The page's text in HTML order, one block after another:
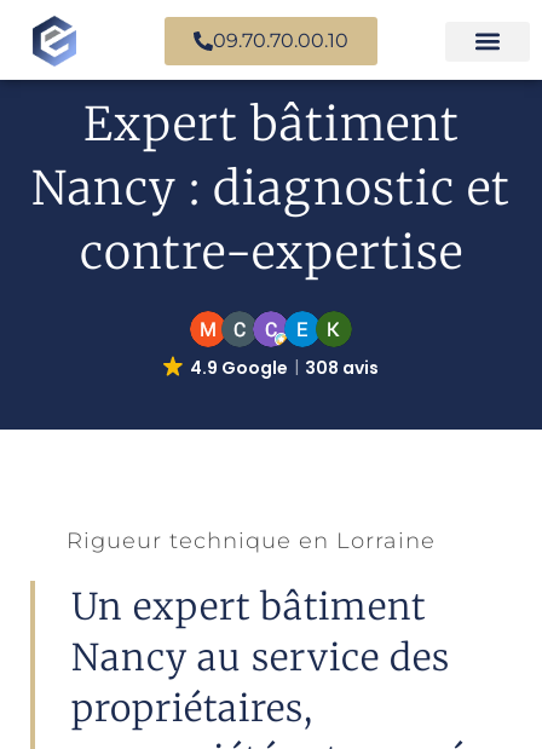
09.70.70.00.10
Expert bâtiment
Nancy : diagnostic et
contre-expertise
4.9 Google 308 avis
Rigueur technique en Lorraine
Un expert bâtiment
Nancy au service des
propriétaires,